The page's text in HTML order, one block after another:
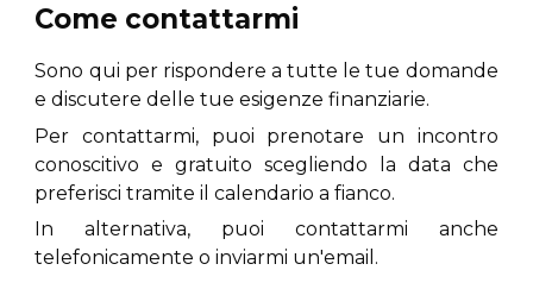
Come contattarmi
Sono qui per rispondere a tutte le tue domande
e discutere delle tue esigenze finanziarie.
Per contattarmi, puoi prenotare un incontro
conoscitivo e gratuito scegliendo la data che
preferisci tramite il calendario a fianco.
In alternativa, puoi contattarmi anche
telefonicamente o inviarmi un'email.